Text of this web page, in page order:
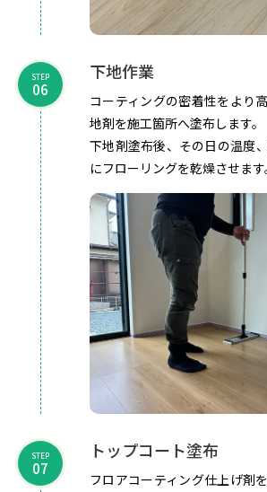
STEP
06
下地作業
コーティングの密着性をより
地剤を施工箇所へ塗布します。
下地剤塗布後、その日の温度
にフローリングを乾燥させます
STEP
07
トップコート塗布
フロアコーティング仕上げ剤